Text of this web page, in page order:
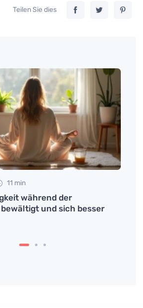
Teilen Sie dies
11 min
während der
und sich besser